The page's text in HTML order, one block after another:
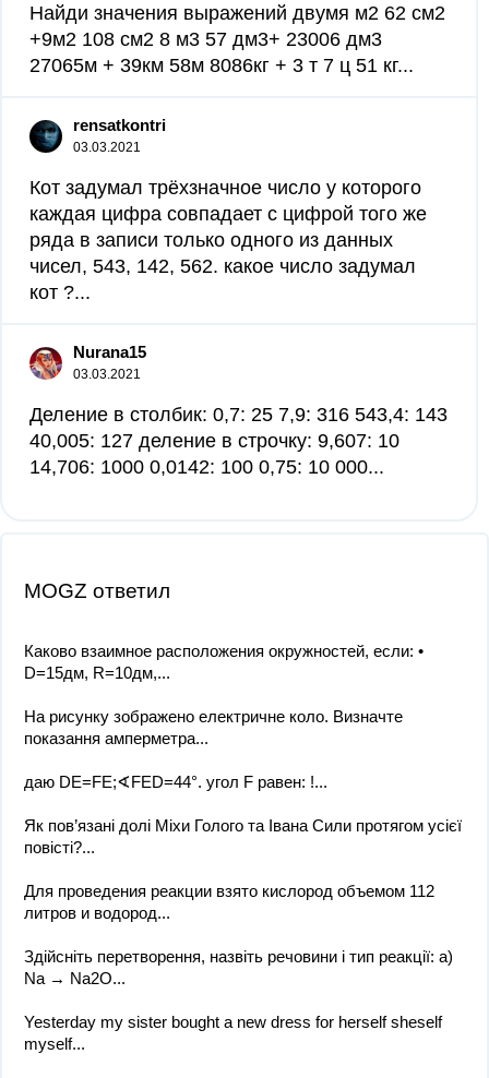
Найди значения выражений двумя м2 62 см2
+9м2 108 см2 8 м3 57 дм3+ 23006 дм3
27065м + 39км 58м 8086кг + 3 т 7 ц 51 кг...
rensatkontri
03.03.2021
Кот задумал трёхзначное число у которого
каждая цифра совпадает с цифрой того же
ряда в записи только одного из данных
чисел, 543, 142, 562. какое число задумал
кот ?...
Nurana15
03.03.2021
Деление в столбик: 0,7: 25 7,9: 316 543,4: 143
40,005: 127 деление в строчку: 9,607: 10
14,706: 1000 0,0142: 100 0,75: 10 000...
MOGZ ответил
Каково взаимное расположения окружностей, если: •
D=15дм, R=10дм,...
На рисунку зображено електричне коло. Визначте
показання амперметра...
даю DE=FE;∢FED=44°. угол F равен: !...
Як пов’язані долі Міхи Голого та Івана Сили протягом усієї
повісті?...
Для проведения реакции взято кислород объемом 112
литров и водород...
Здійсніть перетворення, назвіть речовини і тип реакції: а)
Na → Na2O...
Yesterday my sister bought a new dress for herself sheself
myself...